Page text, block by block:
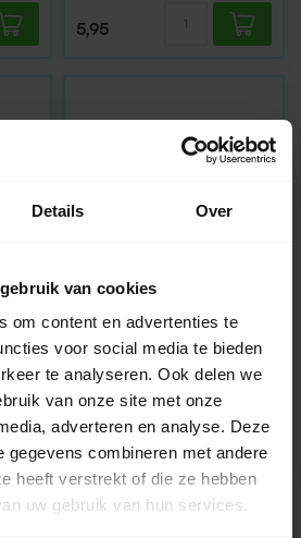
Details Over
van cookies
om content en advertenties te
voor social media te bieden
te analyseren. Ook delen we
van onze site met onze
adverteren en analyse. Deze
gegevens combineren met andere
heeft verstrekt of die ze hebben
uw gebruik van hun services.
5,95
50
Adaptieset Ø 78 mm
met doekgleuf - Ø 50
mm serie
Op voorraad